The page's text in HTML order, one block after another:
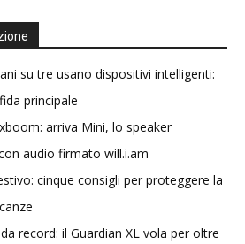
su tre usano dispositivi intelligenti:
principale
arriva Mini, lo speaker
audio firmato will.i.am
cinque consigli per proteggere la
record: il Guardian XL vola per oltre